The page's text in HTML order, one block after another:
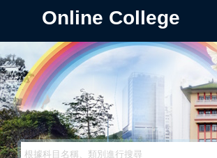
Online College